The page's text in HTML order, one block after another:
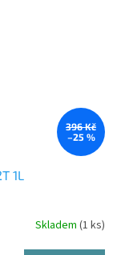
396 Kč
–25 %
1L
Skladem (1 ks)